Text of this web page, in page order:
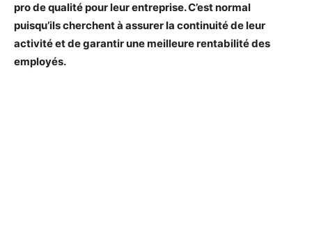
pro de qualité pour leur entreprise. C’est normal
puisqu’ils cherchent à assurer la continuité de leur
activité et de garantir une meilleure rentabilité des
employés.